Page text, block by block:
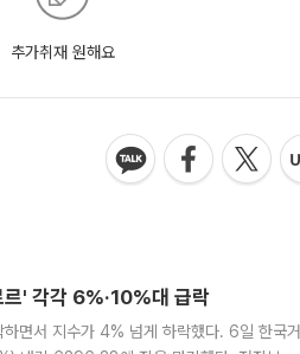
추가취재 원해요
' 각각 6%·10%대 급락
면서 지수가 4% 넘게 하락했다. 6일 한국거